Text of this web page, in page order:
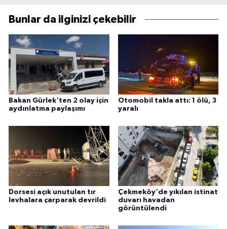
Bunlar da ilginizi çekebilir
Bakan Gürlek'ten 2 olay için
aydınlatma paylaşımı
Otomobil takla attı: 1 ölü, 3
yaralı
Dorsesi açık unutulan tır
levhalara çarparak devrildi
Çekmeköy'de yıkılan istinat
duvarı havadan
görüntülendi